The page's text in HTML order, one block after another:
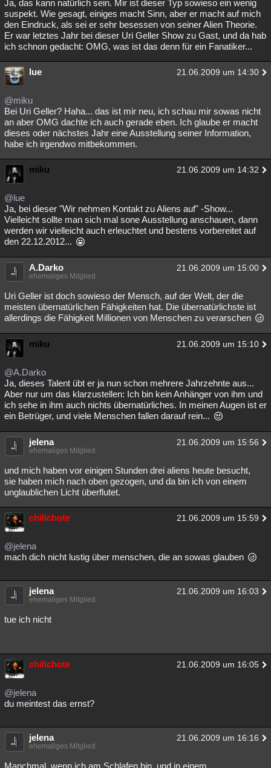
Ja, das kann natürlich sein. Mir ist dieser Typ sowieso ein wenig
suspekt. Wie gesagt, einiges macht Sinn, aber er macht auf mich
den Eindruck, als sei er sehr besessen von seiner Alien Theorie.
Er war letztes Jahr bei dieser Uri Geller Show zu Gast, und da hab
ich schnon gedacht: OMG, was ist das denn für ein Fanatiker...
lue 21.06.2009 um 14:30
@miku
Bei Uri Geller? Haha... das ist mir neu, ich schau mir sowas nicht
an aber OMG dachte ich auch gerade eben. Ich glaube er macht
dieses oder nächstes Jahr eine Ausstellung seiner Information,
habe ich irgendwo mitbekommen.
miku 21.06.2009 um 14:32
@lue
Ja, bei dieser "Wir nehmen Kontakt zu Aliens auf" -Show...
Vielleicht sollte man sich mal sone Ausstellung anschauen, dann
werden wir vielleicht auch erleuchtet und bestens vorbereitet auf
den 22.12.2012...
A.Darko 21.06.2009 um 15:00
ehemaliges Mitglied
Uri Geller ist doch sowieso der Mensch, auf der Welt, der die
meisten übernatürlichen Fähigkeiten hat. Die übernatürlichste ist
allerdings die Fähigkeit Millionen von Menschen zu verarschen
miku 21.06.2009 um 15:10
@A.Darko
Ja, dieses Talent übt er ja nun schon mehrere Jahrzehnte aus...
Aber nur um das klarzustellen: Ich bin kein Anhänger von ihm und
ich sehe in ihm auch nichts übernatürliches. In meinen Augen ist er
ein Betrüger, und viele Menschen fallen darauf rein...
jelena 21.06.2009 um 15:56
ehemaliges Mitglied
und mich haben vor einigen Stunden drei aliens heute besucht,
sie haben mich nach oben gezogen, und da bin ich von einem
unglaublichen Licht überflutet.
chilichote 21.06.2009 um 15:59
@jelena
mach dich nicht lustig über menschen, die an sowas glauben
jelena 21.06.2009 um 16:03
ehemaliges Mitglied
tue ich nicht
chilichote 21.06.2009 um 16:05
@jelena
du meintest das ernst?
jelena 21.06.2009 um 16:16
ehemaliges Mitglied
Manchmal, wenn ich am Schlafen bin, und in einem